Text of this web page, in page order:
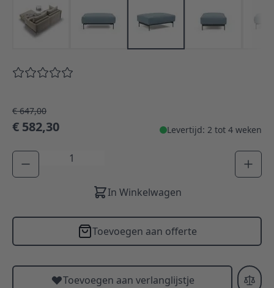
€ 647,00
€ 582,30 Levertijd: 2 tot 4 weken
Aantal
In Winkelwagen
Toevoegen aan offerte
Toevoegen aan verlanglijstje